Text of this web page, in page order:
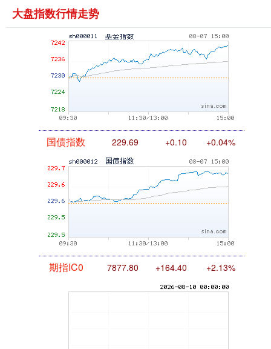
大盘指数行情走势
基金指数 7242.10 +0.17%
国债指数 229.69 +0.04%
+164.40 +2.13%